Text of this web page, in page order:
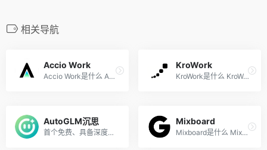
相关导航
Accio Work
Accio Work是什么 Accio Work...
KroWork
KroWork是什么 KroWork 是快...
AutoGLM沉思
首个免费、具备深度研究和操...
Mixboard
Mixboard是什么 Mixboard 是 ...